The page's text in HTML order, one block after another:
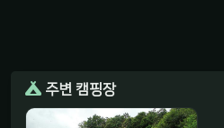
주변 캠핑장